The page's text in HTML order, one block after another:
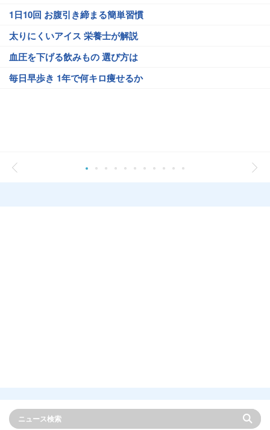
1日10回 お腹引き締まる簡単習慣
太りにくいアイス 栄養士が解説
血圧を下げる飲みもの 選び方は
毎日早歩き 1年で何キロ痩せるか